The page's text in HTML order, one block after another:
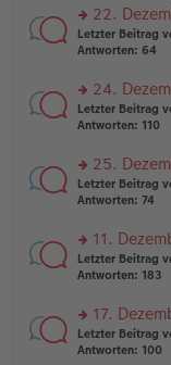
es
e
n
B
ei
tr
rs
te
n
g
el
e
n
er
tr
a
g
22.
Letzter Beitrag
Antworten: 64
rs
te
n
g
el
e
n
er
tr
a
g
24.
Letzter Beitrag
Antworten: 110
rs
te
n
g
el
e
n
er
25.
Letzter Beitrag
Antworten: 74
rs
te
n
g
el
11.
Letzter Beitrag
Antworten: 183
rs
te
17.
Letzter Beitrag
Antworten: 100